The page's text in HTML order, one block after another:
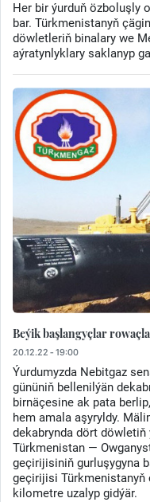
Her bir ýurduň özboluşly
bar. Türkmenistanyň
döwletleriň binalary we
aýratynlyklary saklanyp
Beýik başlangyçlar
20.12.22 - 19:00
Ýurdumyzda Nebitgaz
gününiň bellenilýän
birnäçesine ak pata
hem amala aşyryldy.
dekabrynda dört
Türkmenistan —
geçirijisiniň gurluşygyna
geçirijisi Türkmenistanyň
kilometre uzalyp gidýär.